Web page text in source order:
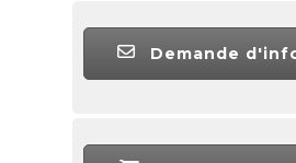
Demande